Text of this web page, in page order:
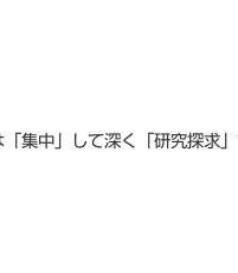
集中」して深く「研究探求